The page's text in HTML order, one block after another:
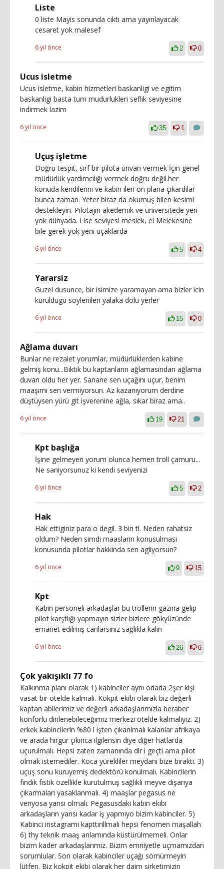
Liste
0 liste Mayis sonunda cıktı ama yayınlayacak
cesaret yok malesef
6 yıl önce 2 0
Ucus isletme
Ucus isletme, kabin hizmetleri baskanligi ve egitim
baskanligi basta tum mudurlukleri seflik seviyesine
indirmek lazim
6 yıl önce 35 1
Uçuş işletme
Doğru tespit, sırf bir pilota ünvan vermek İçin genel
müdürlük yardımcılığı vermek doğru değil.her
konuda kendilerini ve kabin ileri ön plana çıkardılar
bunca zaman. Yeter biraz da okumuş bilen kesimi
destekleyin. Pilotajın akedemik ve üniversitede yeri
yok dünyada. Lise seviyesi meslek, el Melekesine
bile gerek yok yeni uçaklarda
6 yıl önce 5 4
Yararsiz
Guzel dusunce, bir isimize yaramayan ama bizler icin
kuruldugu soylenilen yalaka dolu yerler
6 yıl önce 15 0
Ağlama duvarı
Bunlar ne rezalet yorumlar, müdürlüklerden kabine
gelmiş konu...Bıktık bu kaptanların ağlamasından ağlama
duvarı oldu her yer. Sanane sen uçağını uçur, benim
maaşımı sen vermiyorsun. Az kazanıyorum derdine
düştüysen yürü git işverenine ağla, sıkar biraz ama..
6 yıl önce 19 21
Kpt başlığa
İşine gelmeyen yorum olunca hemen troll çamuru...
Ne saniyorsunuz ki kendi seviyenizi
6 yıl önce 5 2
Hak
Hak ettiginiz para o degil. 3 bin tl. Neden rahatsiz
oldum? Neden simdi maaslarin konusulmasi
konusunda pilotlar hakkinda sen agliyorsun?
6 yıl önce 9 15
Kpt
Kabin personeli arkadaşlar bu trollerin gazına gelip
pilot karştlığı yapmayın sizler bizlere gökyüzünde
emanet edilmiş canlarsınız sağlıkla kalın
6 yıl önce 26 6
Çok yakışıklı 77 fo
Kalkınma planı olarak 1) kabinciler aynı odada 2şer kişi
vasat bir otelde kalmalı. Kokpit ekibi olarak biz değerli
kaptan abilerimiz ve değerli arkadaşlarımızla beraber
konforlu dinlenebileceğimiz merkezi otelde kalmalıyız. 2)
erkek kabincilerin %80 i işten çıkarılmalı kalanlar afrikaya
ve arada hırgür çıkınca ilgilensin diye diğer hatlarda
uçurulmalı. Hepsi zaten zamanında dlr i geçti ama pilot
olmak istemediler. Koca yürekliler meydanı bize bıraktı. 3)
uçuş sonu kuruyemiş dedektörü konulmalı. Kabincilerin
fındık fıstık özellikle kurutulmuş sağlıklı meyve dışarıya
çıkarmaları yasaklanmalı. 4) maaşlar pegasus ne
veriyosa yarısı olmalı. Pegasusdaki kabin ekibi
arkadaşların yarısı kadar iş yapmıyo bizim kabinciler. 5)
Kabinci instagramı kapttırıllmalı hepsi fenomen maşallah
6) thy teknik maaş anlamında küstürülmemeli. Onlar
bizim kader arkadaşlarımız. Bizim emniyetle uçmamızdan
sorumlular. Son olarak kabinciler uçağı sömürmeyin
lütfen. Biz kokpit ekibi olarak her daim şirketimizin